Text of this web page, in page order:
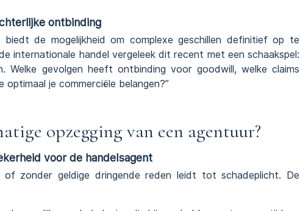
ontbinding
de mogelijkheid om complexe geschillen definitief op te
internationale handel vergeleek dit recent met een schaakspel:
Welke gevolgen heeft ontbinding voor goodwill, welke claims
je commerciële belangen?”
opzegging van een agentuur?
voor de handelsagent
of zonder geldige dringende reden leidt tot schadeplicht. De